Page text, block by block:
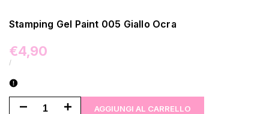
Stamping Gel Paint 005 Giallo Ocra
Prezzo
di
vendita
€4,90
PREZZO
/
Riduci Aumenta AGGIUNGI AL CARRELLO